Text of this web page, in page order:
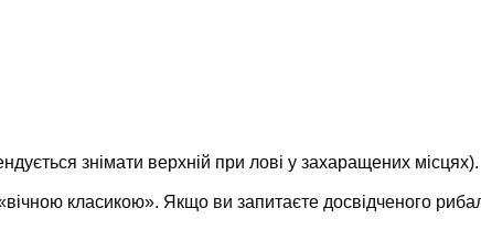
знімати верхній при лові у захаращених місцях).
класикою». Якщо ви запитаєте досвідченого